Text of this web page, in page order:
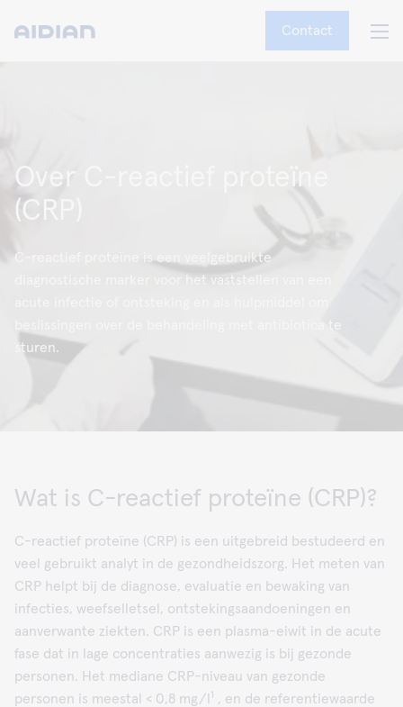
Contact
Over C-reactief proteïne
(CRP)
C-reactief proteïne is een veelgebruikte
diagnostische marker voor het vaststellen van een
sturen.
Wat is C-reactief proteïne (CRP)?
C-reactief proteïne (CRP) is een uitgebreid bestudeerd en
veel gebruikt analyt in de gezondheidszorg. Het meten van
CRP helpt bij de diagnose, evaluatie en bewaking van
infecties, weefselletsel, ontstekingsaandoeningen en
aanverwante ziekten. CRP is een plasma-eiwit in de acute
fase dat in lage concentraties aanwezig is bij gezonde
personen. Het mediane CRP-niveau van gezonde
personen is meestal < 0,8 mg/l 1 , en de referentiewaarde